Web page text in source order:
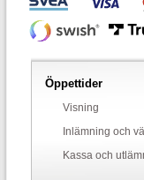
Öppettider
Visning
Inlämning och
Kassa och